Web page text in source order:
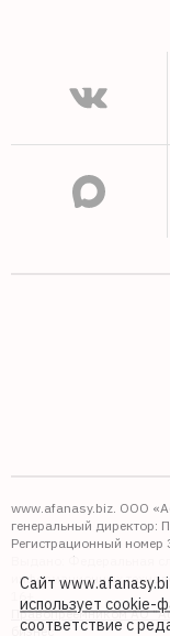
www.afanasy.biz. ООО
генеральный директор:
Регистрационный
Выдано: Федеральная
информационных
Правопреемником АО
бизнес"
Сайт
использует cookie-
соответствие с